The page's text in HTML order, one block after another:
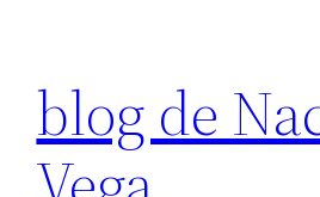
contenido
blog de